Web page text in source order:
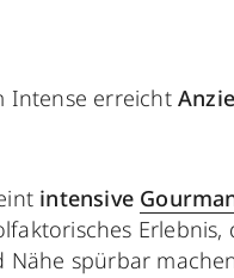
Intense erreicht
intensive
Erlebnis,
Nähe spürbar